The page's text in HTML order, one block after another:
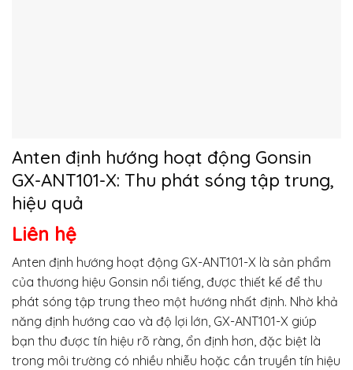
Anten định hướng hoạt động Gonsin
GX-ANT101-X: Thu phát sóng tập trung,
hiệu quả
Liên hệ
Anten định hướng hoạt động GX-ANT101-X là sản phẩm
của thương hiệu Gonsin nổi tiếng, được thiết kế để thu
phát sóng tập trung theo một hướng nhất định. Nhờ khả
năng định hướng cao và độ lợi lớn, GX-ANT101-X giúp
bạn thu được tín hiệu rõ ràng, ổn định hơn, đặc biệt là
trong môi trường có nhiều nhiễu hoặc cần truyền tín hiệu